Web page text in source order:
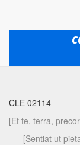
CLE 02114
[Et te, terra,
[Sentiat ut